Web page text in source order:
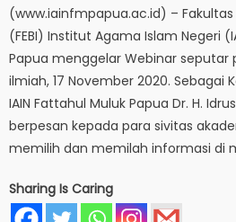
(www.iainfmpapua.ac.id) – Fakultas
(FEBI) Institut Agama Islam Negeri
Papua menggelar Webinar seputar
ilmiah, 17 November 2020. Sebagai
IAIN Fattahul Muluk Papua Dr. H.
berpesan kepada para sivitas
memilih dan memilah informasi di
Sharing Is Caring